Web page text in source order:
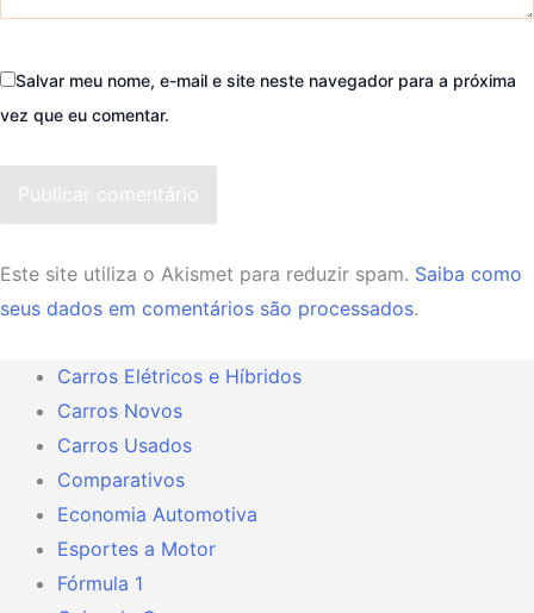
Salvar meu nome, e-mail e site neste navegador para a próxima
vez que eu comentar.
Publicar comentário
Este site utiliza o Akismet para reduzir spam. Saiba como
seus dados em comentários são processados.
Carros Elétricos e Híbridos
Carros Novos
Carros Usados
Comparativos
Economia Automotiva
Esportes a Motor
Fórmula 1